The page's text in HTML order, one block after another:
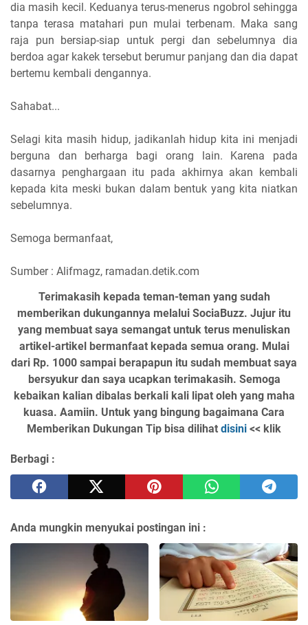
dia masih kecil. Keduanya terus-menerus ngobrol sehingga
tanpa terasa matahari pun mulai terbenam. Maka sang
raja pun bersiap-siap untuk pergi dan sebelumnya dia
berdoa agar kakek tersebut berumur panjang dan dia dapat
bertemu kembali dengannya.
Sahabat...
Selagi kita masih hidup, jadikanlah hidup kita ini menjadi
berguna dan berharga bagi orang lain. Karena pada
dasarnya penghargaan itu pada akhirnya akan kembali
kepada kita meski bukan dalam bentuk yang kita niatkan
sebelumnya.
Semoga bermanfaat,
Sumber : Alifmagz, ramadan.detik.com
Terimakasih kepada teman-teman yang sudah
memberikan dukungannya melalui SociaBuzz. Jujur itu
yang membuat saya semangat untuk terus menuliskan
artikel-artikel bermanfaat kepada semua orang. Mulai
dari Rp. 1000 sampai berapapun itu sudah membuat saya
bersyukur dan saya ucapkan terimakasih. Semoga
kebaikan kalian dibalas berkali kali lipat oleh yang maha
kuasa. Aamiin. Untuk yang bingung bagaimana Cara
Memberikan Dukungan Tip bisa dilihat disini << klik
Berbagi :
Anda mungkin menyukai postingan ini :